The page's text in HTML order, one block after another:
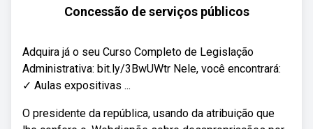
Concessão de serviços públicos
Adquira já o seu Curso Completo de Legislação
Administrativa: bit.ly/3BwUWtr Nele, você encontrará:
✓ Aulas expositivas ...
O presidente da república, usando da atribuição que